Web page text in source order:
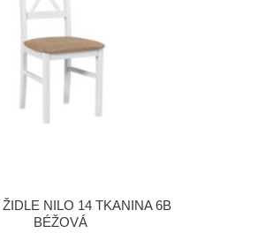
NILO 14 TKANINA 6B
BÉŽOVÁ